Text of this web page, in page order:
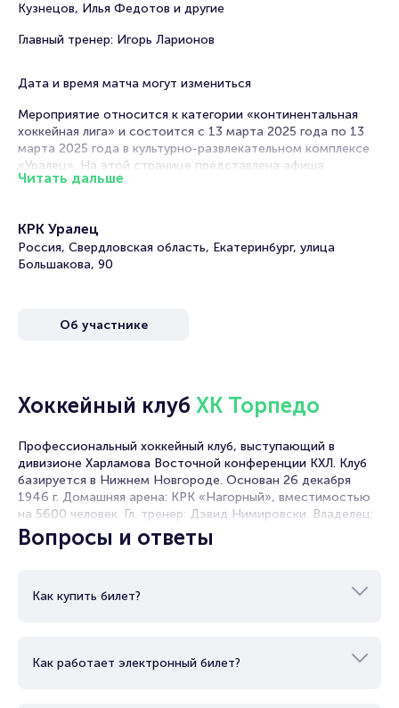
Кузнецов, Илья Федотов и другие
Главный тренер: Игорь Ларионов
Дата и время матча могут измениться
Мероприятие относится к категории «континентальная
хоккейная лига» и состоится с 13 марта 2025 года по 13
марта 2025 года в культурно-развлекательном комплексе
«Уралец». На этой странице представлена афиша
мероприятия. Продажа билетов онлайн на нашем
на матч Континентальной Хоккейной Лиги.
Билеты на матч Автомобилист - Торпедо.
Portalbilet – удобный и надежный сервис для покупки и
ваше имя занимает не более двух минут. Билеты на матч
Автомобилист - Торпедо пользуются большой
есть в наличии.
Полезные ссылки
Подробнее о том, как вернуть, сдать или продать билет
читайте в разделах:
Организаторам
Читать дальше
КРК Уралец
Россия, Свердловская область, Екатеринбург, улица
Большакова, 90
Об участнике
Хоккейный клуб ХК Торпедо
Профессиональный хоккейный клуб, выступающий в
дивизионе Харламова Восточной конференции КХЛ. Клуб
базируется в Нижнем Новгороде. Основан 26 декабря
1946 г. Домашняя арена: КРК «Нагорный», вместимостью
на 5600 человек. Гл. тренер: Дэвид Нимировски. Владелец:
группа ГАЗ. Ген. менеджер: Максим Гафуров.
Вопросы и ответы
Как купить билет?
Как работает электронный билет?